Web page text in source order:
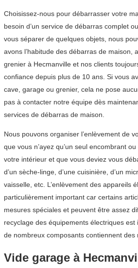
Choisissez-nous pour débarrasser votre
besoin d’un service de débarras complet
vous séparer de quelques objets, nous
avons l’habitude des débarras de maison,
grenier à Hecmanville et nos clients
confiance depuis plus de 10 ans. Si vous
cave, garage ou grenier, cela ne pose
pas à contacter notre équipe dès
services de débarras de maison.
Nous pouvons organiser l’enlèvement de
que vous n’ayez qu’un seul encombrant
votre intérieur et que vous deviez vous
d’un sèche-linge, d’une cuisinière, d’un
vaisselle, etc. L’enlèvement des appareils
particulièrement important car certains
mesures spéciales et peuvent être assez
recyclage des équipements électriques
de nombreux composants contiennent des
Vide garage à